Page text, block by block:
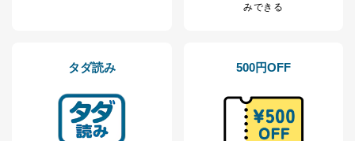
みできる
タダ読み 500円OFF